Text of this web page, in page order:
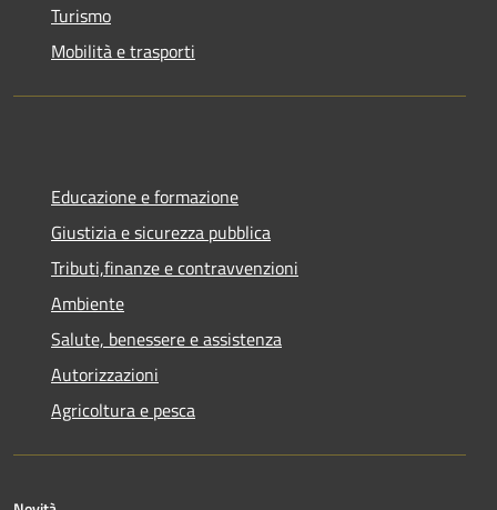
Turismo
Mobilità e trasporti
Educazione e formazione
Giustizia e sicurezza pubblica
Tributi,finanze e contravvenzioni
Ambiente
Salute, benessere e assistenza
Autorizzazioni
Agricoltura e pesca